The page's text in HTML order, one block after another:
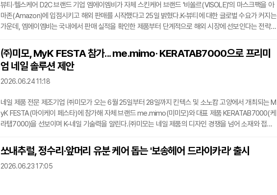
뷰티·헬스케어 D2C 브랜드 기업 엠에이엠비가 자체 스킨케어 브랜드 '비쏠르(VISOLE)'의 마스크팩을 아
마존(Amazon)에 입점시키고 해외 판매를 시작했다고 25일 밝혔다.K-뷰티에 대한 글로벌 수요가 커지는
가운데, 엠에이엠비는 국내에서 판매 실적을 확인한 제품부터 단계적으로 해외 시장에 선보인다는 전략이
영 환경을 꼽았다. 비쏠르는 동안크림·동안세럼·마스크팩으로 이어지는 데일리 스킨케어 라인업을 갖추고
있다.엠에이엠비는 이번 진출을 시작으로 비쏠르 추가 라인업과 다른 자체 브랜드의 글로벌 전개도 검토
할 방침이다.
㈜미모, MyK FESTA 참가... me.mimo· KERATAB7000으로 프리미
엄 네일 솔루션 제안
2026.06.24 11:18
네일 제품 전문 제조기업 ㈜미모가 오는 6월 25일부터 28일까지 킨텍스 및 소노캄 고양에서 개최되는 M
yK FESTA(마이케이 페스타)에 참가해 자체 브랜드 me.mimo(미미모)와 대표 제품 KERATAB7000(케
라탭7000)을 선보이며 K-네일 기술력을 알린다.㈜미모는 네일 제품의 디자인 경쟁을 넘어 소재와 접착
네일팁이 아닌 기능성과 사용성을 높인 프리미엄 네일 솔루션을 중심으로 국내외 바이어와 소비자를 만날
예정이다.대표 제품 KERATAB7000은 의료등급 아크릴 접착제를 적용한 글루탭으로, ASTM D3330 기
준 시험에서 8,000g/25mm 이상의
쏘내추럴, 정수리·앞머리 유분 케어 돕는 '보송헤어 드라이카라' 출시
2026.06.23 17:05